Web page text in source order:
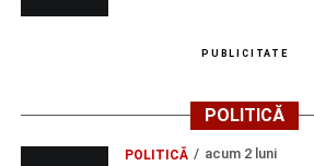
PUBLICITATE
POLITICĂ
POLITICĂ acum 2 luni